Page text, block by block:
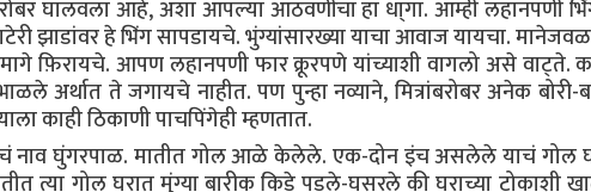
घालवला आहे, अशा आपल्या आठवणींचा हा धा्गा. आम्ही लहानपणी
झाडांवर हे भिंग सापडायचे. भुंग्यांसारख्या याचा आवाज यायचा.
फ़िरायचे. आपण लहानपणी फार क्रूरपणे यांच्याशी वागलो असे वाट्ते.
अर्थात ते जगायचे नाहीत. पण पुन्हा नव्याने, मित्रांबरोबर अनेक बोरी-
काही ठिकाणी पाचपिंगेही म्हणतात.
नाव घुंगरपाळ. मातीत गोल आळे केलेले. एक-दोन इंच असलेले याचं गोल
त्या गोल घरात मुंग्या बारीक किडे पडले-घसरले की घराच्या टोकाशी